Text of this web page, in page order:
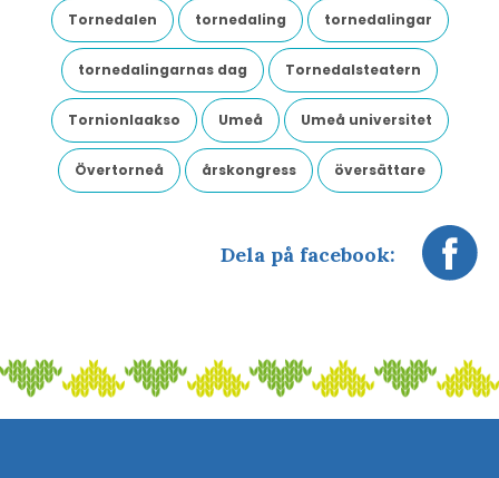
Tornedalen tornedaling tornedalingar
tornedalingarnas dag Tornedalsteatern
Tornionlaakso Umeå Umeå universitet
Övertorneå årskongress översättare
Dela på facebook: